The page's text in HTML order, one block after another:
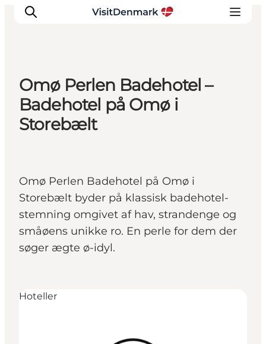
Inspiration
Destinationer
Oplevelser
Omø Perlen Badehotel –
Badehotel på Omø i
Storebælt
Omø Perlen Badehotel på Omø i
Storebælt byder på klassisk badehotel-
stemning omgivet af hav, strandenge og
småøens unikke ro. En perle for dem der
søger ægte ø-idyl.
Hoteller